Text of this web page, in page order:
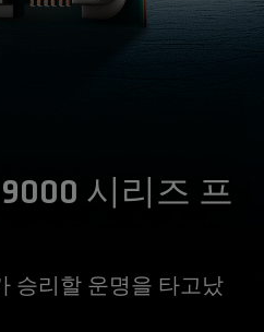
시리즈 프
승리할 운명을 타고났